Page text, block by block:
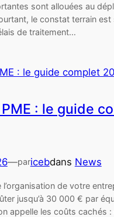
sont allouées au
le constat terrain
de traitement…
: le guide
—paricebdans News
de votre
jusqu’à 30 000 € par
appelle les coûts cachés